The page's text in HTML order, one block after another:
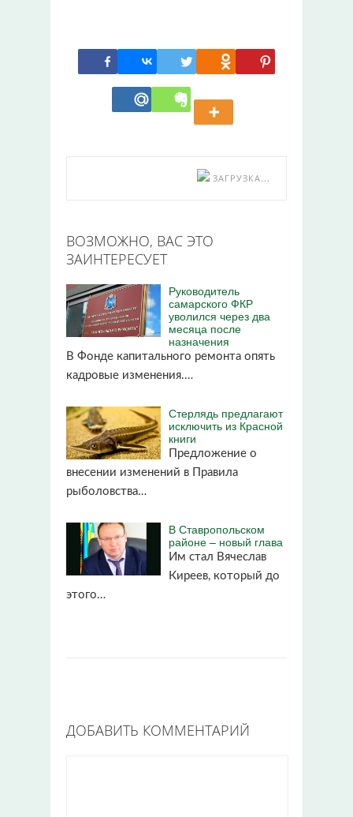
ЗАГРУЗКА...
ВОЗМОЖНО, ВАС ЭТО
ЗАИНТЕРЕСУЕТ
Руководитель
самарского ФКР
уволился через два
месяца после
назначения
В Фонде капитального ремонта опять
кадровые изменения.…
Стерлядь предлагают
исключить из Красной
книги
Предложение о
внесении изменений в Правила
рыболовства…
В Ставропольском
районе – новый глава
Им стал Вячеслав
Киреев, который до
этого…
ДОБАВИТЬ КОММЕНТАРИЙ